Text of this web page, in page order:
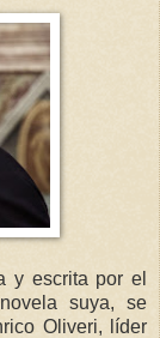
y escrita por el
suya, se
Oliveri, líder